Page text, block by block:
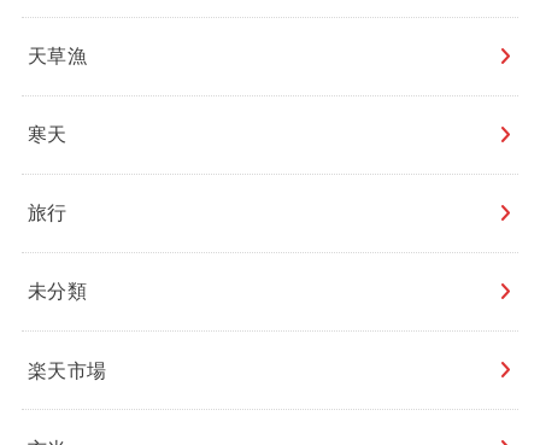
天草漁
寒天
旅行
未分類
楽天市場